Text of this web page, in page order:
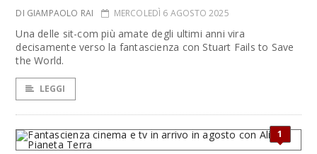
DI GIAMPAOLO RAI MERCOLEDÌ 6 AGOSTO 2025
Una delle sit-com più amate degli ultimi anni vira
decisamente verso la fantascienza con Stuart Fails to Save
the World.
LEGGI
1